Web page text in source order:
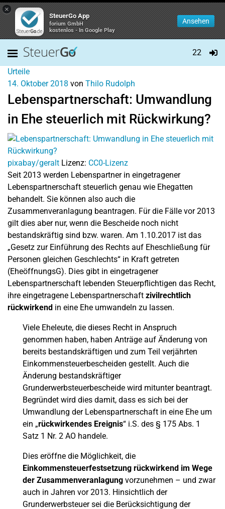
×
SteuerGo App
forium GmbH
kostenlos - In Google Play
Ansehen
22
Urteile
14. Oktober 2018 von Thilo Rudolph
Lebenspartnerschaft: Umwandlung
in Ehe steuerlich mit Rückwirkung?
pixabay/geralt Lizenz: CC0-Lizenz
Seit 2013 werden Lebenspartner in eingetragener
Lebenspartnerschaft steuerlich genau wie Ehegatten
behandelt. Sie können also auch die
Zusammenveranlagung beantragen. Für die Fälle vor 2013
gilt dies aber nur, wenn die Bescheide noch nicht
bestandskräftig sind bzw. waren. Am 1.10.2017 ist das
„Gesetz zur Einführung des Rechts auf Eheschließung für
Personen gleichen Geschlechts“ in Kraft getreten
(EheöffnungsG). Dies gibt in eingetragener
Lebenspartnerschaft lebenden Steuerpflichtigen das Recht,
ihre eingetragene Lebenspartnerschaft zivilrechtlich
rückwirkend in eine Ehe umwandeln zu lassen.
Viele Eheleute, die dieses Recht in Anspruch
genommen haben, haben Anträge auf Änderung von
bereits bestandskräftigen und zum Teil verjährten
Einkommensteuerbescheiden gestellt. Auch die
Änderung bestandskräftiger
Grunderwerbsteuerbescheide wird mitunter beantragt.
Begründet wird dies damit, dass es sich bei der
Umwandlung der Lebenspartnerschaft in eine Ehe um
ein „rückwirkendes Ereignis“ i.S. des § 175 Abs. 1
Satz 1 Nr. 2 AO handele.
Dies eröffne die Möglichkeit, die
Einkommensteuerfestsetzung rückwirkend im Wege
der Zusammenveranlagung vorzunehmen – und zwar
auch in Jahren vor 2013. Hinsichtlich der
Grunderwerbsteuer sei die Berücksichtigung der